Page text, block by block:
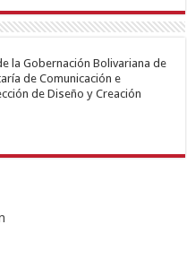
la Gobernación Bolivariana de
de Comunicación e
de Diseño y Creación